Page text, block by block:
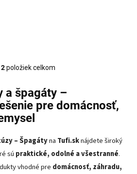
Ovládacie prvky výpisu
2položiek celkom
a špagáty –
pre domácnosť,
– Špagátyna Tufi.sknájdete široký
sú praktické, odolné a všestranné.
vhodné pre domácnosť, záhradu,